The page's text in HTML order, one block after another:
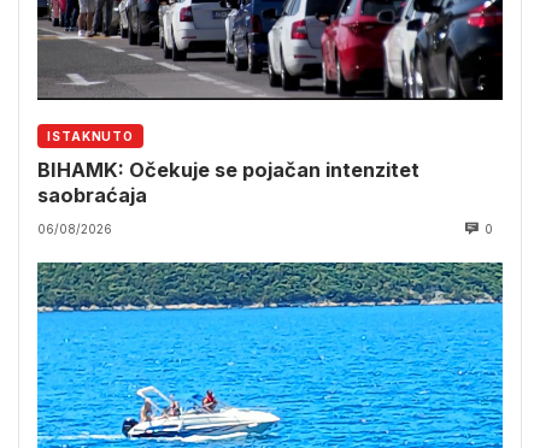
ISTAKNUTO
BIHAMK: Očekuje se pojačan intenzitet
saobraćaja
06/08/2026 0